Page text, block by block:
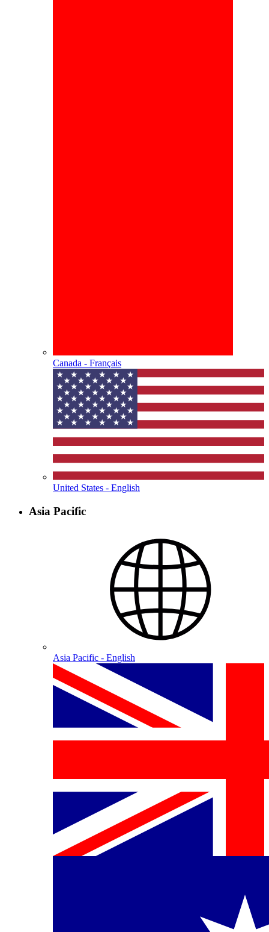
Canada - Français
United States - English
Asia Pacific
Asia Pacific - English